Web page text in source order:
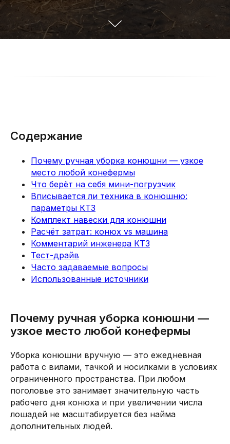
Содержание
Почему ручная уборка конюшни — узкое
место любой конефермы
Что берёт на себя мини-погрузчик
Вписывается ли техника в конюшню:
параметры КТЗ
Комплект навески для конюшни
Расчёт затрат: конюх vs машина
Комментарий инженера КТЗ
Тест-драйв
Часто задаваемые вопросы
Использованные источники
Почему ручная уборка конюшни —
узкое место любой конефермы
Уборка конюшни вручную — это ежедневная
работа с вилами, тачкой и носилками в условиях
ограниченного пространства. При любом
поголовье это занимает значительную часть
рабочего дня конюха и при увеличении числа
лошадей не масштабируется без найма
дополнительных людей.